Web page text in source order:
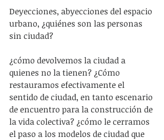
Deyecciones, abyecciones del espacio
urbano, ¿quiénes son las personas
sin ciudad?
¿cómo devolvemos la ciudad a
quienes no la tienen? ¿Cómo
restauramos efectivamente el
sentido de ciudad, en tanto escenario
de encuentro para la construcción de
la vida colectiva? ¿cómo le cerramos
el paso a los modelos de ciudad que